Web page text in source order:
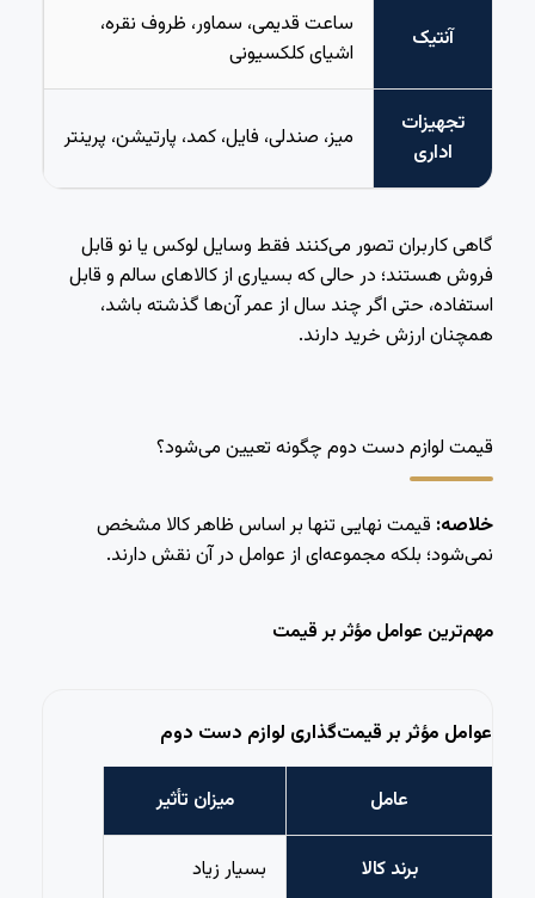
آنتیک
ساعت قدیمی، سماور، ظروف نقره،
اشیای کلکسیونی
تجهیزات
اداری
میز، صندلی، فایل، کمد، پارتیشن، پرینتر
گاهی کاربران تصور می‌کنند فقط وسایل لوکس یا نو قابل
فروش هستند؛ در حالی که بسیاری از کالاهای سالم و قابل
استفاده، حتی اگر چند سال از عمر آن‌ها گذشته باشد،
همچنان ارزش خرید دارند.
قیمت لوازم دست دوم چگونه تعیین می‌شود؟
خلاصه: قیمت نهایی تنها بر اساس ظاهر کالا مشخص
نمی‌شود؛ بلکه مجموعه‌ای از عوامل در آن نقش دارند.
مهم‌ترین عوامل مؤثر بر قیمت
عوامل مؤثر بر قیمت‌گذاری لوازم دست دوم
عامل میزان تأثیر
برند کالا بسیار زیاد